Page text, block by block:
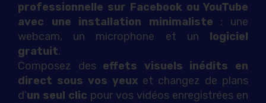
professionnelle sur Facebook ou YouTube
avec une installation minimaliste : une
webcam, un microphone et un logiciel
gratuit.
Composez des effets visuels inédits en
direct sous vos yeux et changez de plans
d’un seul clic pour vos vidéos enregistrées en